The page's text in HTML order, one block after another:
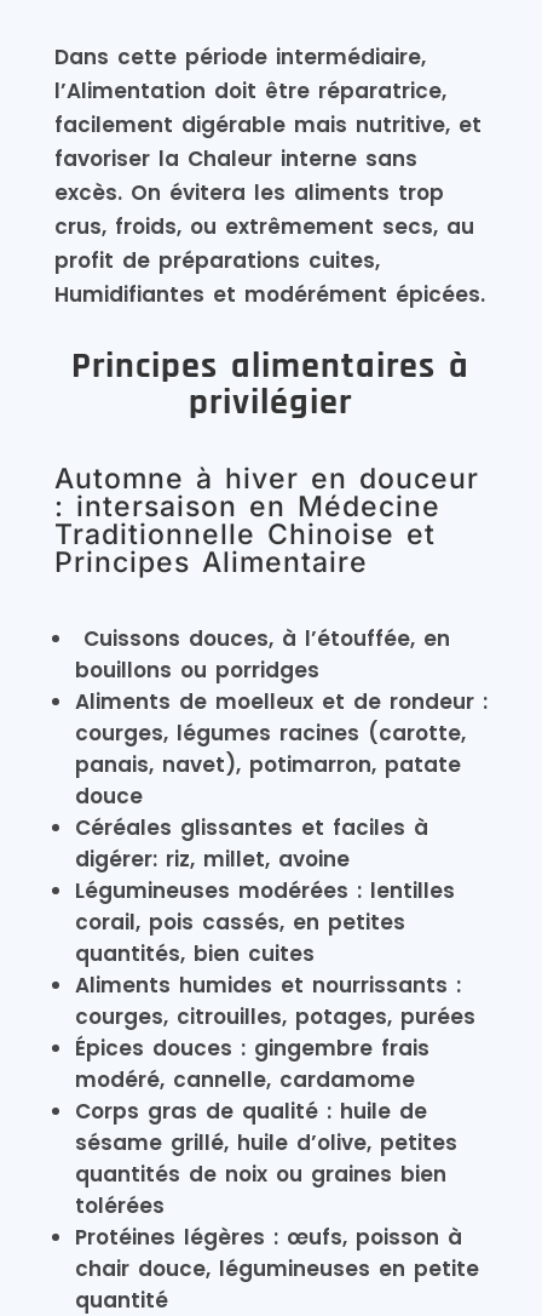
Dans cette période intermédiaire,
l’Alimentation doit être réparatrice,
facilement digérable mais nutritive, et
favoriser la Chaleur interne sans
excès. On évitera les aliments trop
crus, froids, ou extrêmement secs, au
profit de préparations cuites,
Humidifiantes et modérément épicées.
Principes alimentaires à
privilégier
Automne à hiver en douceur
: intersaison en Médecine
Traditionnelle Chinoise et
Principes Alimentaire
Cuissons douces, à l’étouffée, en
bouillons ou porridges
Aliments de moelleux et de rondeur :
courges, légumes racines (carotte,
panais, navet), potimarron, patate
douce
Céréales glissantes et faciles à
digérer: riz, millet, avoine
Légumineuses modérées : lentilles
corail, pois cassés, en petites
quantités, bien cuites
Aliments humides et nourrissants :
courges, citrouilles, potages, purées
Épices douces : gingembre frais
modéré, cannelle, cardamome
Corps gras de qualité : huile de
sésame grillé, huile d’olive, petites
quantités de noix ou graines bien
tolérées
Protéines légères : œufs, poisson à
chair douce, légumineuses en petite
quantité